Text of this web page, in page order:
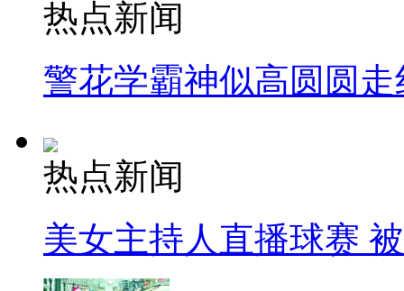
热点新闻
警花学霸神似高圆圆走
热点新闻
美女主持人直播球赛